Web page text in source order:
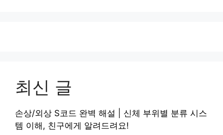
최신 글
손상/외상 S코드 완벽 해설 | 신체 부위별 분류 시스
템 이해, 친구에게 알려드려요!